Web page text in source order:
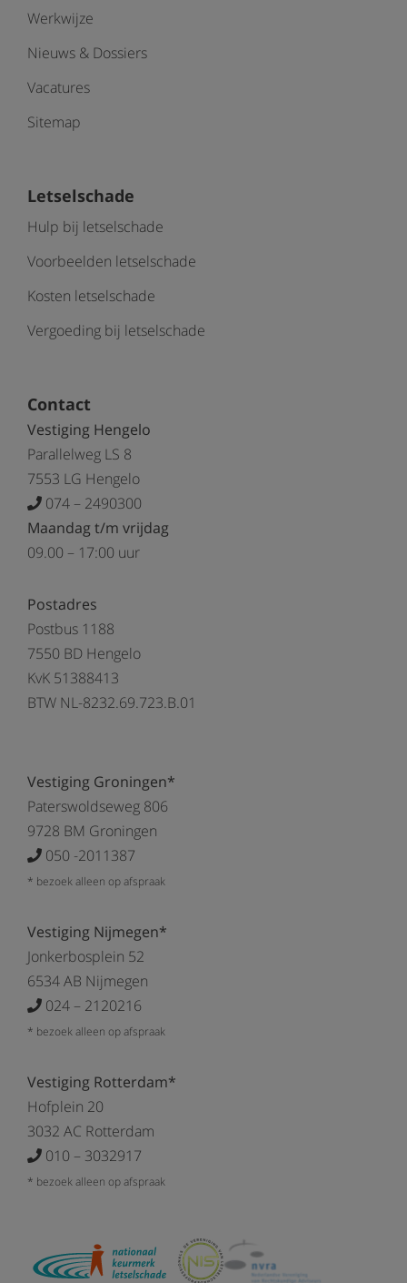
Werkwijze
Nieuws & Dossiers
Vacatures
Sitemap
Letselschade
Hulp bij letselschade
Voorbeelden letselschade
Kosten letselschade
Vergoeding bij letselschade
Contact
Vestiging Hengelo
Parallelweg LS 8
7553 LG Hengelo
074 – 2490300
Maandag t/m vrijdag
09.00 – 17:00 uur
Postadres
Postbus 1188
7550 BD Hengelo
KvK 51388413
BTW NL-8232.69.723.B.01
Vestiging Groningen*
Paterswoldseweg 806
9728 BM Groningen
050 -2011387
* bezoek alleen op afspraak
Vestiging Nijmegen*
Jonkerbosplein 52
6534 AB Nijmegen
024 – 2120216
* bezoek alleen op afspraak
Vestiging Rotterdam*
Hofplein 20
3032 AC Rotterdam
010 – 3032917
* bezoek alleen op afspraak